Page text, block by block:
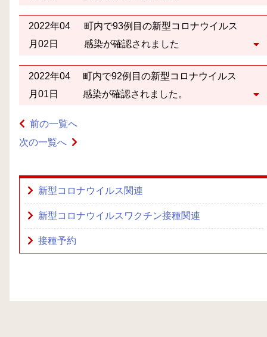
2022年04
月02日
町内で93例目の新型コロナウイルス
感染が確認されました
2022年04
月01日
町内で92例目の新型コロナウイルス
感染が確認されました。
前の一覧へ
次の一覧へ
新型コロナウイルス関連
新型コロナウイルスワクチン接種関連
接種予約